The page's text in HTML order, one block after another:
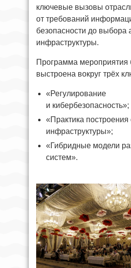
ключевые вызовы
от требований
безопасности до выбора
инфраструктуры.
Программа мероприятия
выстроена вокруг трёх
«Регулирование
и кибербезопасность»;
«Практика построения
инфраструктуры»;
«Гибридные модели
систем».